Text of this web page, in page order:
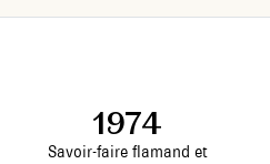
1974
Savoir-faire flamand et